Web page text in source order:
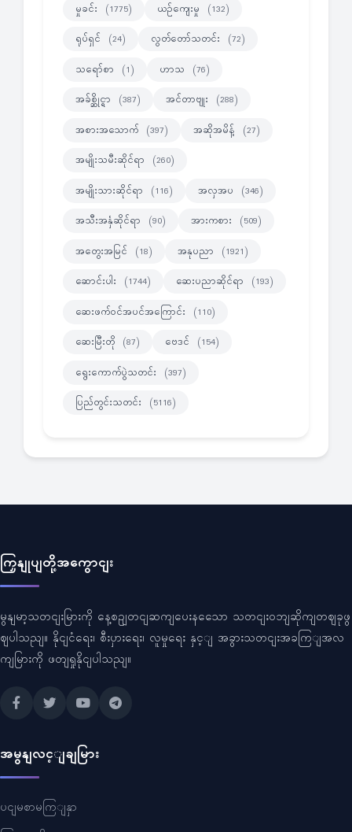
မှုခင်း (1775) ယဉ်ကျေးမှု (132)
ရုပ်ရှင် (24) လွတ်တော်သတင်း (72)
သရော်စာ (1) ဟာသ (76)
အခ်စ္ဆိုင္ရာ (387) အင်တာဗျုး (288)
အစားအသောက် (397) အဆိုအမိန့် (27)
အမျိုးသမီးဆိုင်ရာ (260)
အမျိုးသားဆိုင်ရာ (116) အလှအပ (346)
အသီးအနှံဆိုင်ရာ (90) အားကစား (509)
အတွေးအမြင် (18) အနုပညာ (1921)
ဆောင်းပါး (1744) ဆေးပညာဆိုင်ရာ (193)
ဆေးဖက်ဝင်အပင်အကြောင်း (110)
ဆေးမြီးတို (87) ဗေဒင် (154)
ရွေးကောက်ပွဲသတင်း (397)
ပြည်တွင်းသတင်း (5116)
ကြှနျုပျတို့အကွောငျး
မွနျမာ့သတငျးမြားကို နေ့စဥျတငျဆကျပေးနသေော သတငျးဝဘျဆိုကျတဈခုဖွ
ဈပါသညျ။ နိုငျငံရေး၊ စီးပှားရေး၊ လူမှုရေး နှင့ျ အခွားသတငျးအခကြျအလ
ကျမြားကို ဖတျရှုနိုငျပါသညျ။
အမွနျလင့ျချမြား
ပငျမစာမကြျနှာ